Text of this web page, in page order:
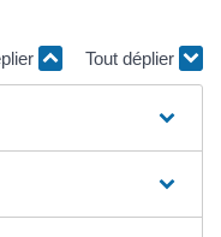
Tout déplier